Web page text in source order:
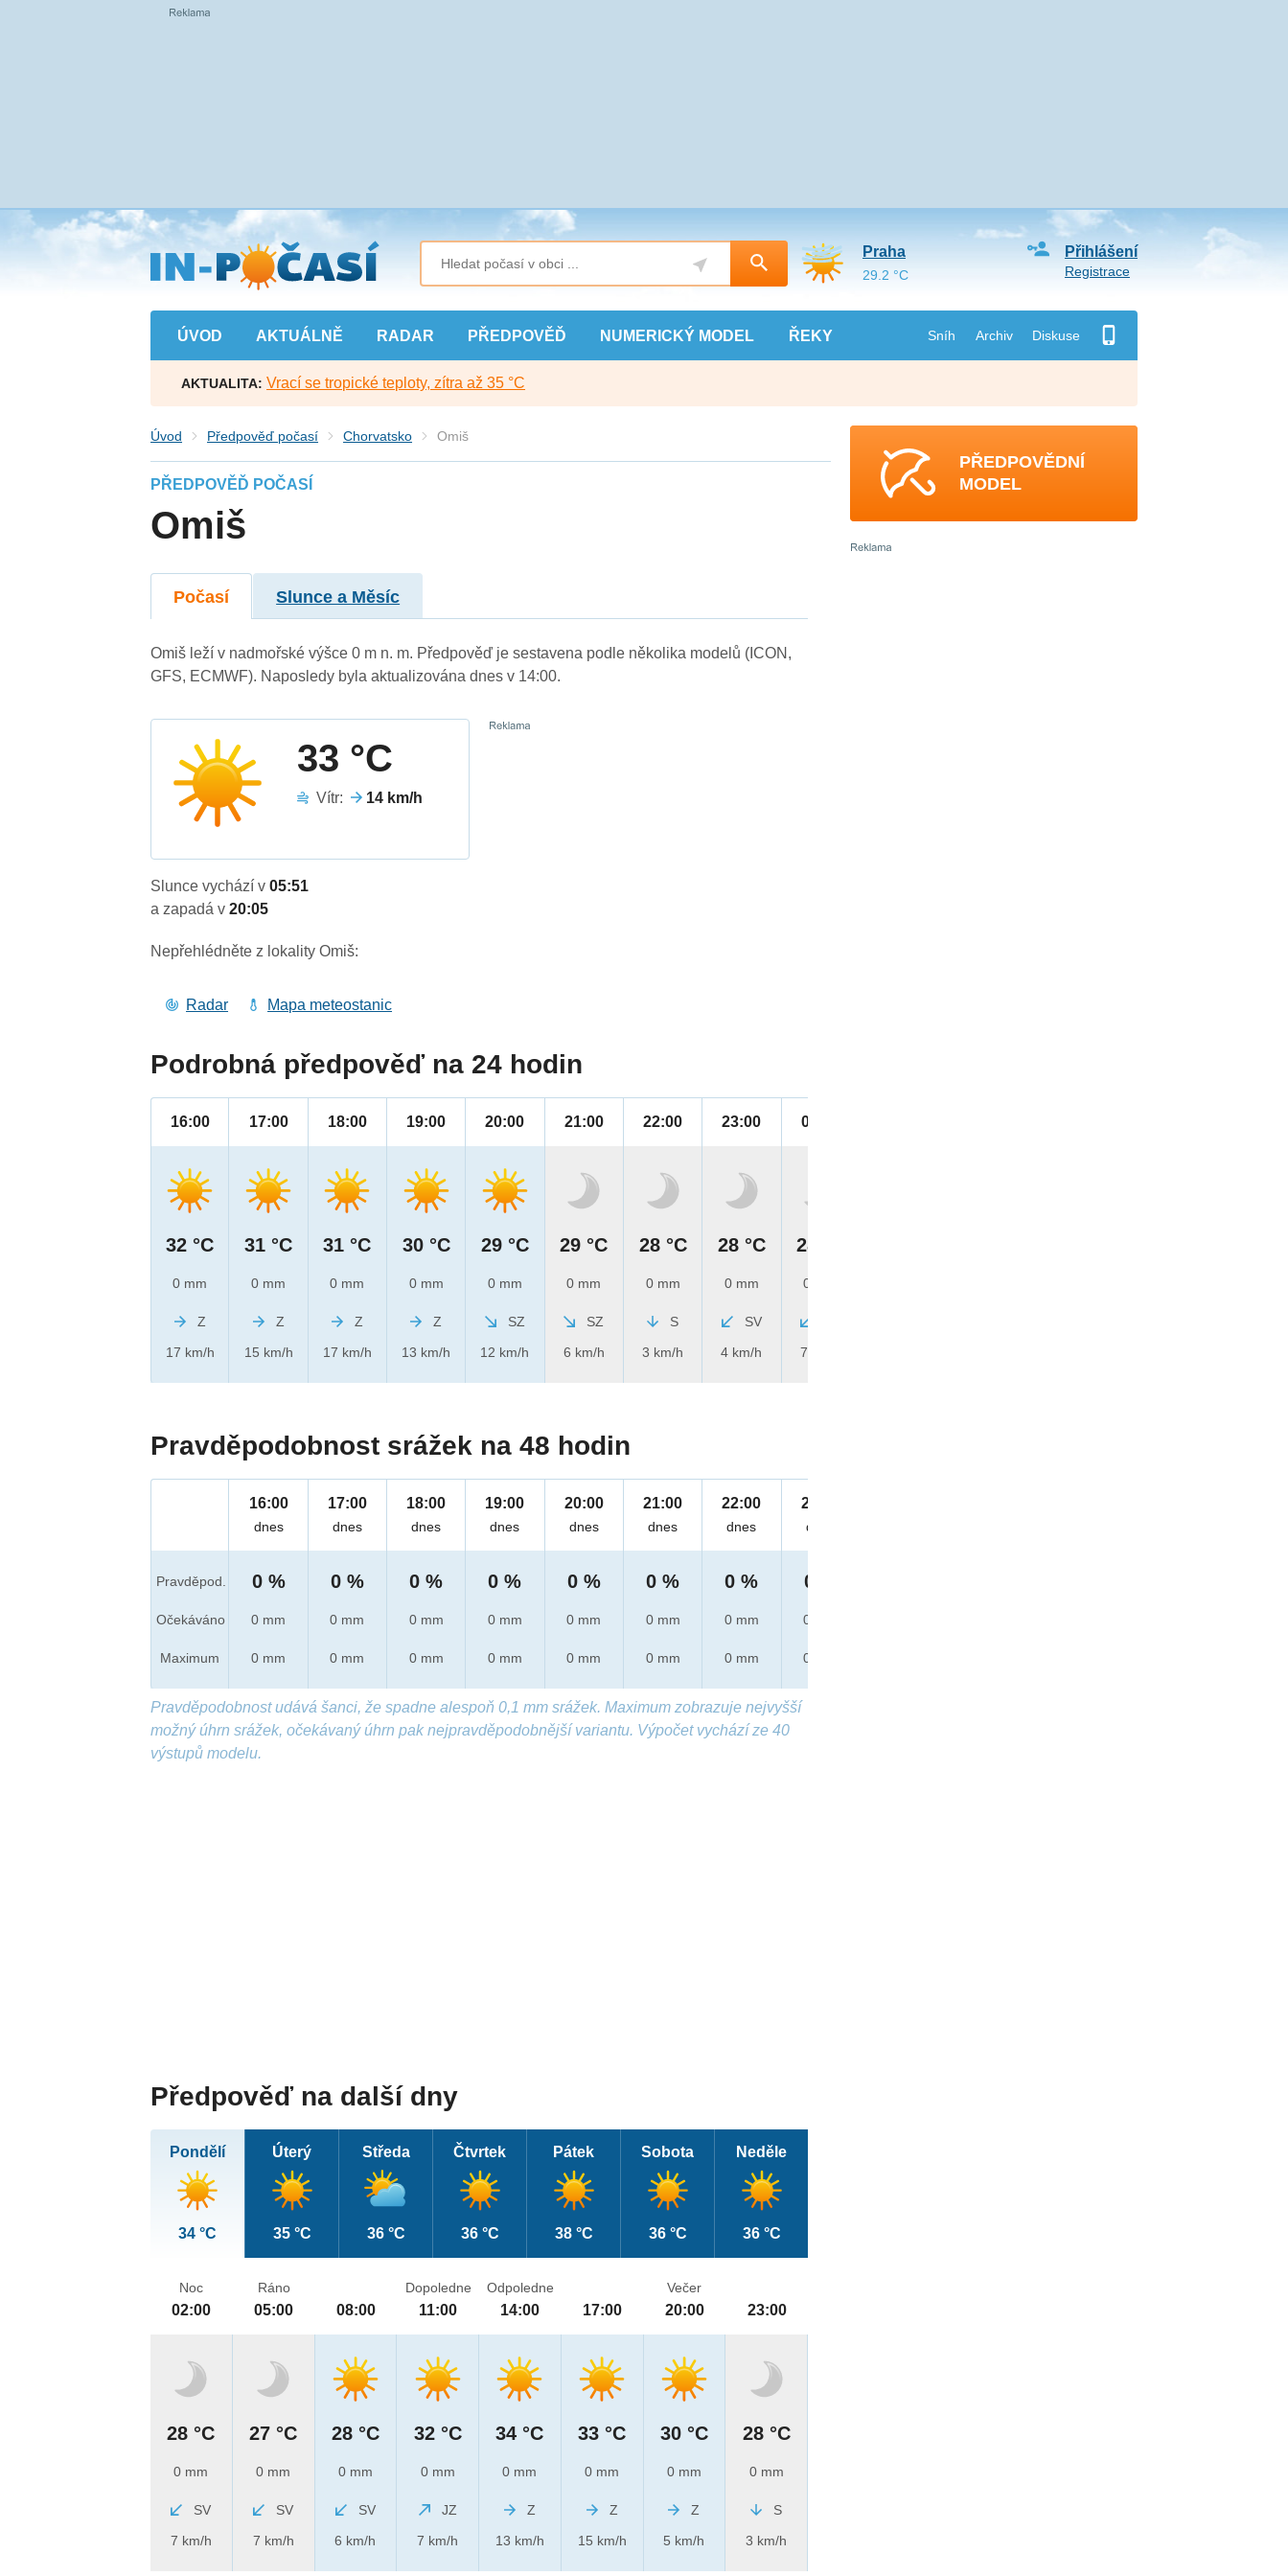
Přejít
na
hlavní
obsah
ÚVOD AKTUÁLNĚ RADAR PŘEDPOVĚĎ NUMERICKÝ MODEL ŘEKY Sníh Archiv Diskuse
Přihlášení
Registrace
Praha
29.2 °C
AKTUALITA: Vrací se tropické teploty, zítra až 35 °C
Úvod Předpověď počasí Chorvatsko Omiš
PŘEDPOVĚĎ POČASÍ
Omiš
Počasí Slunce a Měsíc
Omiš leží v nadmořské výšce 0 m n. m. Předpověď je sestavena podle několika modelů (ICON,
GFS, ECMWF). Naposledy byla aktualizována dnes v 14:00.
33 °C
Vítr: 14 km/h
Slunce vychází v05:51
a zapadá v20:05
Nepřehlédněte z lokality Omiš:
Radar Mapa meteostanic
Podrobná předpověď na 24 hodin
16:00
32 °C
0 mm
Z
17 km/h
17:00
31 °C
0 mm
Z
15 km/h
18:00
31 °C
0 mm
Z
17 km/h
19:00
30 °C
0 mm
Z
13 km/h
20:00
29 °C
0 mm
SZ
12 km/h
21:00
29 °C
0 mm
SZ
6 km/h
22:00
28 °C
0 mm
S
3 km/h
23:00
28 °C
0 mm
SV
4 km/h
00:00
28 °C
0 mm
7 km/h
Pravděpodobnost srážek na 48 hodin
Pravděpod.
Očekáváno
Maximum
16:00
dnes
0 %
0 mm
0 mm
17:00
dnes
0 %
0 mm
0 mm
18:00
dnes
0 %
0 mm
0 mm
19:00
dnes
0 %
0 mm
0 mm
20:00
dnes
0 %
0 mm
0 mm
21:00
dnes
0 %
0 mm
0 mm
22:00
dnes
0 %
0 mm
0 mm
23:00
dnes
0 %
0 mm
0 mm
Pravděpodobnost udává šanci, že spadne alespoň 0,1 mm srážek. Maximum zobrazuje nejvyšší
možný úhrn srážek, očekávaný úhrn pak nejpravděpodobnější variantu. Výpočet vychází ze 40
výstupů modelu.
Předpověď na další dny
Pondělí
34 °C
Úterý
35 °C
Středa
36 °C
Čtvrtek
36 °C
Pátek
38 °C
Sobota
36 °C
Neděle
36 °C
Noc
02:00
28 °C
0 mm
SV
7 km/h
Ráno
05:00
27 °C
0 mm
SV
7 km/h
08:00
28 °C
0 mm
SV
6 km/h
Dopoledne
11:00
32 °C
0 mm
JZ
7 km/h
Odpoledne
14:00
34 °C
0 mm
Z
13 km/h
17:00
33 °C
0 mm
Z
15 km/h
Večer
20:00
30 °C
0 mm
Z
5 km/h
23:00
28 °C
0 mm
S
3 km/h
PŘEDPOVĚDNÍ
MODEL